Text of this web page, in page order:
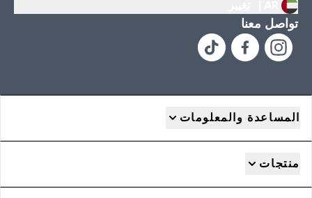
تواصل معنا
المساعدة والمعلومات
منتجات